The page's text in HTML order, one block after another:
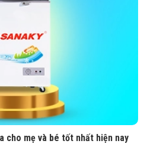
cho mẹ và bé tốt nhất hiện nay